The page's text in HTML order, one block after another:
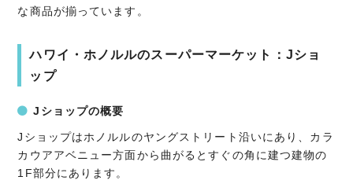
な商品が揃っています。
ハワイ・ホノルルのスーパーマーケット：Jショ
ップ
Jショップの概要
Jショップはホノルルのヤングストリート沿いにあり、カラ
カウアアベニュー方面から曲がるとすぐの角に建つ建物の
1F部分にあります。